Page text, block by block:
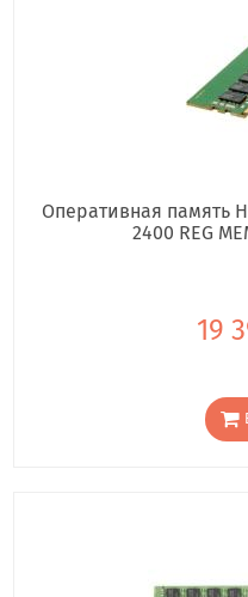
Оперативная память
2400 REG
19